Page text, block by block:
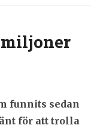
funnits sedan
för att trolla